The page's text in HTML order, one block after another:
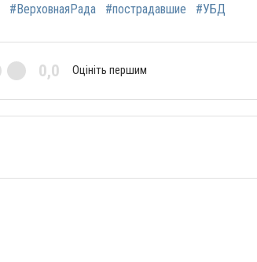
#ВерховнаяРада #пострадавшие #УБД
0,0 Оцініть першим